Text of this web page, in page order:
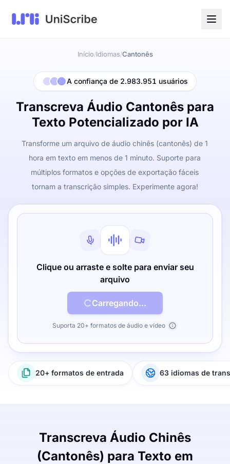
Início/Idiomas/Cantonês
A confiança de 2.983.951 usuários
Transcreva Áudio Cantonês para
Texto Potencializado por IA
Transforme um arquivo de áudio chinês (cantonês) de 1
hora em texto em menos de 1 minuto. Suporte para
múltiplos formatos e opções de exportação fáceis
tornam a transcrição simples. Experimente agora!
Clique ou arraste e solte para enviar seu
arquivo
Carregando...
Suporta 20+ formatos de áudio e vídeo
20+ formatos de entrada 63 idiomas de
Transcreva Áudio Chinês
(Cantonês) para Texto em